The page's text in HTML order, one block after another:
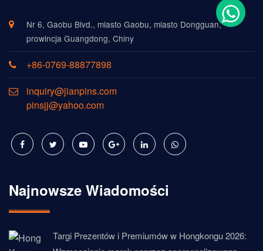
Nr 6, Gaobu Blvd., miasto Gaobu, miasto Dongguan,
prowincja Guangdong, Chiny
+86-0769-88877898
inquiry@jianpins.com
pinsjj@yahoo.com
Najnowsze Wiadomości
Targi Prezentów i Premiumów w Hongkongu 2026: